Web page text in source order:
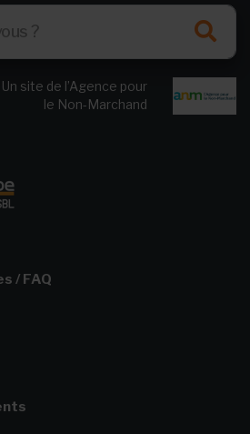
Un site de l’Agence pour
le Non-Marchand
/ FAQ